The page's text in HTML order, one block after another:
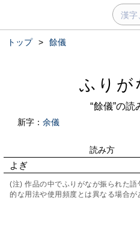
トップ > 餘儀
ふりが
“餘儀”の読
新字： 余儀
読み方
よぎ
(注) 作品の中でふりがなが振られた
的な用法や使用頻度とは異なる場合が